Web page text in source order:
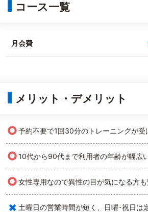
コース一覧
月会費
メリット・デメリット
○予約不要で1回30分のトレーニングが受
○10代から90代まで利用者の年齢が幅広
○女性専用なので異性の目が気になる方
× 土曜日の営業時間が短く、日曜･祝日は